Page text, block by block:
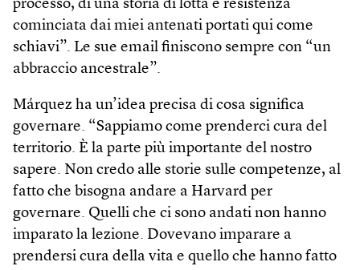
processo, di una storia di lotta e resistenza
cominciata dai miei antenati portati qui come
schiavi”. Le sue email finiscono sempre con “un
abbraccio ancestrale”.
Márquez ha un’idea precisa di cosa significa
governare. “Sappiamo come prenderci cura del
territorio. È la parte più importante del nostro
sapere. Non credo alle storie sulle competenze, al
fatto che bisogna andare a Harvard per
governare. Quelli che ci sono andati non hanno
imparato la lezione. Dovevano imparare a
prendersi cura della vita e quello che hanno fatto